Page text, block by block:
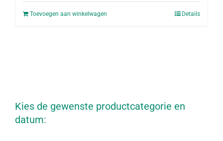
Toevoegen aan winkelwagen Details
Kies de gewenste productcategorie en
datum: